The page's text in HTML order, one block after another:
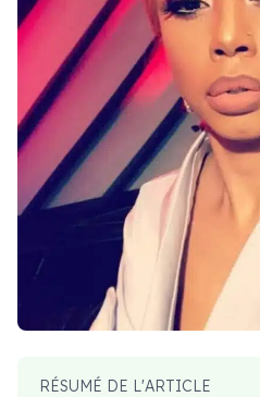
RÉSUMÉ DE L'ARTICLE